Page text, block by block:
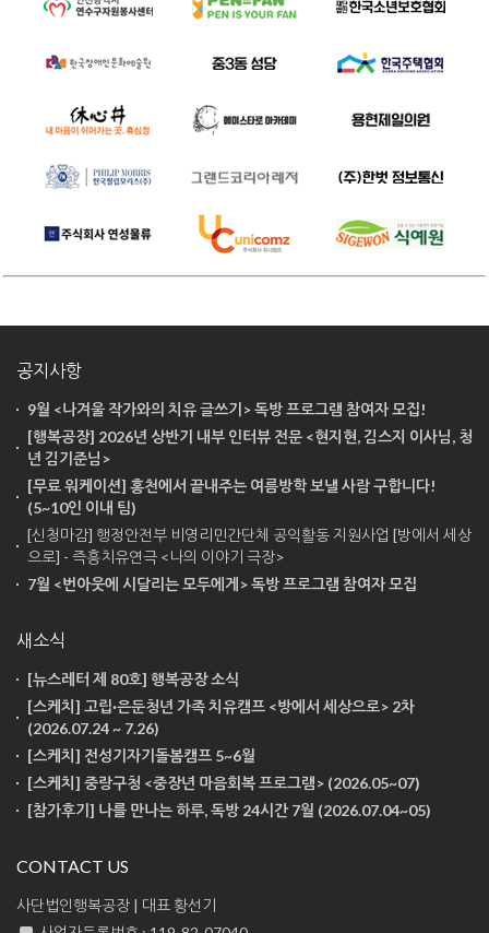
공지사항
9월 <나겨울 작가와의 치유 글쓰기> 독방 프로그램 참여자 모집!
[행복공장] 2026년 상반기 내부 인터뷰 전문 <현지현, 김스지 이사님, 청
년 김기준님>
[무료 워케이션] 홍천에서 끝내주는 여름방학 보낼 사람 구합니다!
(5~10인 이내 팀)
[신청마감] 행정안전부 비영리민간단체 공익활동 지원사업 [방에서 세상
으로] - 즉흥치유연극 <나의 이야기 극장>
7월 <번아웃에 시달리는 모두에게> 독방 프로그램 참여자 모집
새소식
[뉴스레터 제 80호] 행복공장 소식
[스케치] 고립·은둔청년 가족 치유캠프 <방에서 세상으로> 2차
(2026.07.24 ~ 7.26)
[스케치] 전성기자기돌봄캠프 5~6월
[스케치] 중랑구청 <중장년 마음회복 프로그램> (2026.05~07)
[참가후기] 나를 만나는 하루, 독방 24시간 7월 (2026.07.04~05)
CONTACT US
사단법인행복공장 | 대표 황선기